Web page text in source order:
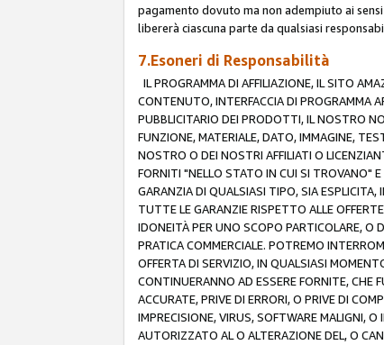
pagamento dovuto ma non adempiuto ai
libererà ciascuna parte da qualsiasi
7.Esoneri di Responsabilità
IL PROGRAMMA DI AFFILIAZIONE, IL SITO
CONTENUTO, INTERFACCIA DI PROGRAMMA
PUBBLICITARIO DEI PRODOTTI, IL NOSTRO
FUNZIONE, MATERIALE, DATO, IMMAGINE,
NOSTRO O DEI NOSTRI AFFILIATI O
FORNITI "NELLO STATO IN CUI SI TROVANO"
GARANZIA DI QUALSIASI TIPO, SIA ESPLICITA,
TUTTE LE GARANZIE RISPETTO ALLE
IDONEITÀ PER UNO SCOPO PARTICOLARE, O
PRATICA COMMERCIALE. POTREMO
OFFERTA DI SERVIZIO, IN QUALSIASI
CONTINUERANNO AD ESSERE FORNITE,
ACCURATE, PRIVE DI ERRORI, O PRIVE DI
IMPRECISIONE, VIRUS, SOFTWARE MALIGNI,
AUTORIZZATO AL O ALTERAZIONE DEL, O